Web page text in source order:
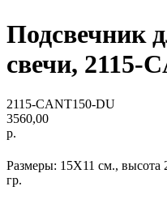
Подсвечник
свечи, 2115-
2115-CANT150-DU
3560,00
р.
Размеры: 15Х11 см., высота
гр.